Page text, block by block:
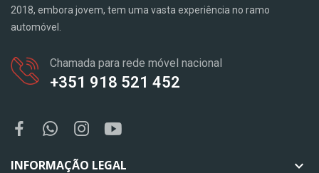
2018, embora jovem, tem uma vasta experiência no ramo
automóvel.
Chamada para rede móvel nacional
+351 918 521 452
INFORMAÇÃO LEGAL 